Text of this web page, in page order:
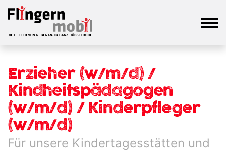
Erzieher (w/m/d) /
Kindheitspädagogen
(w/m/d) / Kinderpfleger
(w/m/d)
Für unsere Kindertagesstätten und